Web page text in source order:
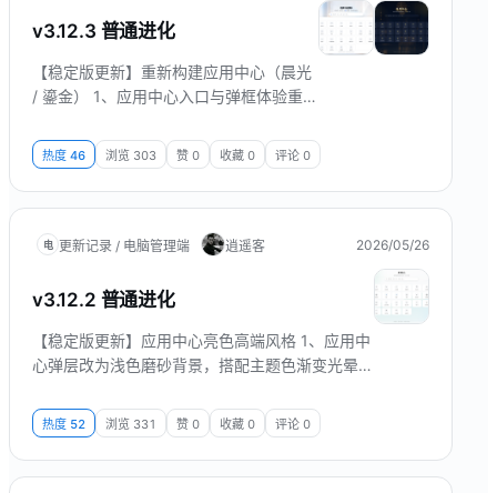
v3.12.3 普通进化
【稳定版更新】重新构建应用中心（晨光
/ 鎏金） 1、应用中心入口与弹框体验重新
后立即回到原页面继续操作。 2、应用列
表以卡片方式清晰展示，当前正在使用的
模块会高亮标记，切换目标功能更直观。
建议；键盘方向键选择、回车进入、Esc
种界面风格：晨光...
热度 46 浏览 303 赞 0 收藏 0 评论 0
电 更新记录 / 电脑管理端 逍遥客 2026/05/26
v3.12.2 普通进化
【稳定版更新】应用中心亮色高端风格 1、应用中
心弹层改为浅色磨砂背景，搭配主题色渐变光晕与
能入口采用白底卡片样式，搜索框与关闭按钮统一
为圆角浅色控件，阅读对比度更舒适。 3、当前使
用中的模块以主题色图标底、白色图标与「当前」
热度 52 浏览 331 赞 0 收藏 0 评论 0